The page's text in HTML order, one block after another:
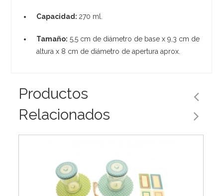
Capacidad: 270 ml.
Tamaño: 5,5 cm de diámetro de base x 9,3 cm de
altura x 8 cm de diámetro de apertura aprox.
Productos
Relacionados